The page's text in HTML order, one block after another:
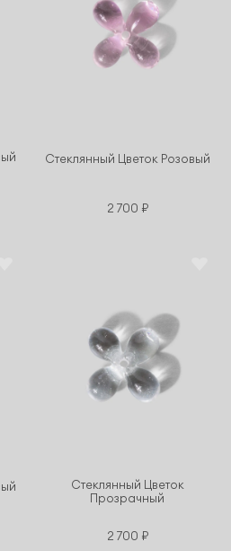
Стеклянный Цветок Розовый
2 700 ₽
Стеклянный Цветок
Прозрачный
2 700 ₽